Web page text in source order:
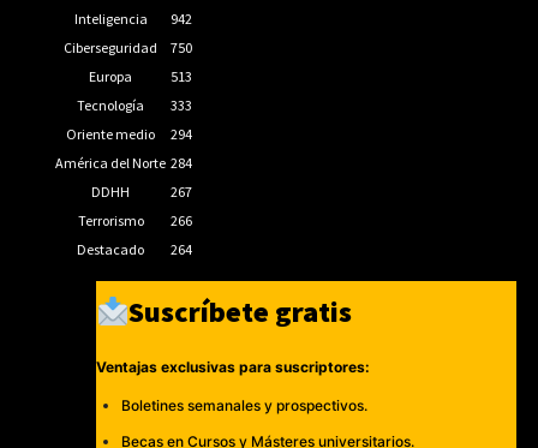
Inteligencia
942
Ciberseguridad
750
Europa
513
Tecnología
333
Oriente medio
294
América del Norte 284
DDHH
267
Terrorismo
266
Destacado
264
Suscríbete gratis
Ventajas exclusivas para suscriptores:
Boletines semanales y prospectivos.
Becas en Cursos y Másteres universitarios.